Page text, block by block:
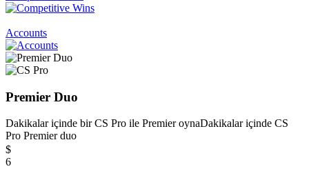
Accounts
Premier Duo
Dakikalar içinde bir CS Pro ile Premier oynaDakikalar içinde CS
Pro Premier duo
$
6